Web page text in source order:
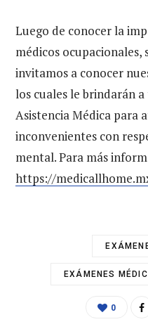
Luego de conocer la
médicos ocupacionales,
invitamos a conocer
los cuales le brindarán
Asistencia Médica para
inconvenientes con
mental. Para más
https://
EXÁMENES
0